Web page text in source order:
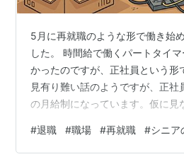
5月に再就職のような形で働き始
した。 時間給で働くパートタイ
かったのですが、正社員という形
見有り難い話のようですが、正社
の月給制になっています。仮に見
なっています。 現役時代のように
力もないので、負荷が大きくなっ
#退職 #職場 #再就職 #シニア